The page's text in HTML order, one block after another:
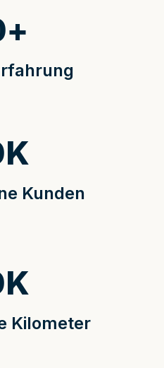
+
Kunden
K
Kilometer
K